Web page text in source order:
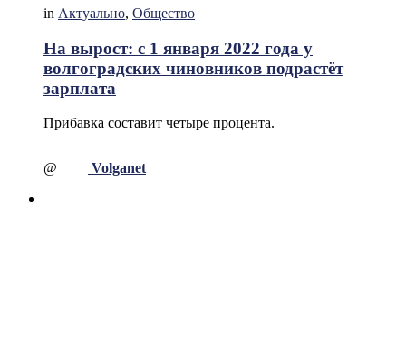
in Актуально, Общество
На вырост: с 1 января 2022 года у
волгоградских чиновников подрастёт
зарплата
Прибавка составит четыре процента.
@ Volganet